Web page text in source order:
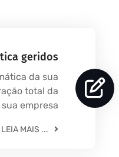
geridos
da sua
total da
empresa
LEIA MAIS ...